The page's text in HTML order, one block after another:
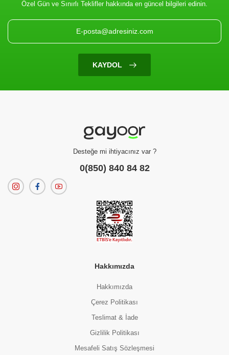
Filtrenize Uygun
Ürün Bulunamadı
Özel Gün ve Sınırlı Teklifler hakkında en güncel bilgileri edinin.
KAYDOL
Desteğe mi ihtiyacınız var ?
0(850) 840 84 82
Hakkımızda
Hakkımızda
Çerez Politikası
Teslimat & İade
Gizlilik Politikası
Mesafeli Satış Sözleşmesi